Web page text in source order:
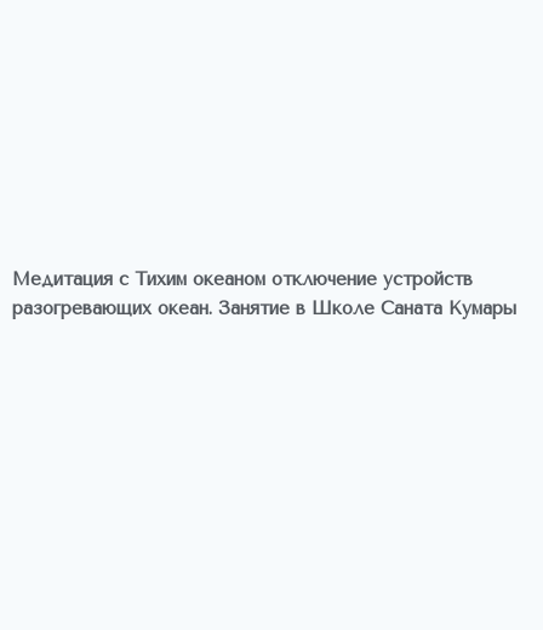
Медитация с Тихим океаном отключение устройств
разогревающих океан. Занятие в Школе Саната Кумары